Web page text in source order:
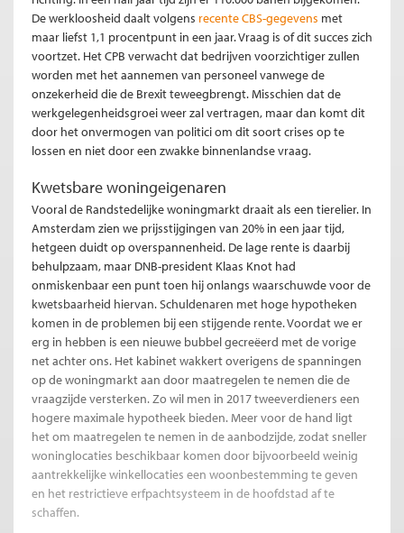
De werkloosheid daalt volgens recente CBS-gegevens met
maar liefst 1,1 procentpunt in een jaar. Vraag is of dit succes zich
voortzet. Het CPB verwacht dat bedrijven voorzichtiger zullen
worden met het aannemen van personeel vanwege de
onzekerheid die de Brexit teweegbrengt. Misschien dat de
werkgelegenheidsgroei weer zal vertragen, maar dan komt dit
door het onvermogen van politici om dit soort crises op te
lossen en niet door een zwakke binnenlandse vraag.
Kwetsbare woningeigenaren
Vooral de Randstedelijke woningmarkt draait als een tierelier. In
Amsterdam zien we prijsstijgingen van 20% in een jaar tijd,
hetgeen duidt op overspannenheid. De lage rente is daarbij
behulpzaam, maar DNB-president Klaas Knot had
onmiskenbaar een punt toen hij onlangs waarschuwde voor de
kwetsbaarheid hiervan. Schuldenaren met hoge hypotheken
komen in de problemen bij een stijgende rente. Voordat we er
erg in hebben is een nieuwe bubbel gecreëerd met de vorige
net achter ons. Het kabinet wakkert overigens de spanningen
op de woningmarkt aan door maatregelen te nemen die de
vraagzijde versterken. Zo wil men in 2017 tweeverdieners een
hogere maximale hypotheek bieden. Meer voor de hand ligt
het om maatregelen te nemen in de aanbodzijde, zodat sneller
woninglocaties beschikbaar komen door bijvoorbeeld weinig
aantrekkelijke winkellocaties een woonbestemming te geven
en het restrictieve erfpachtsysteem in de hoofdstad af te
schaffen.